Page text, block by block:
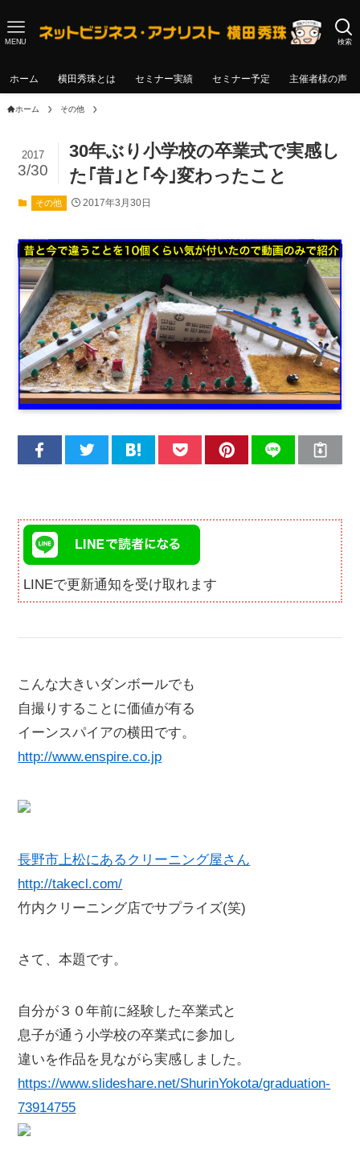
検索
MENU
ホーム 横田秀珠とは セミナー実績 セミナー予定 主催者様の声
ホーム その他
30年ぶり小学校の卒業式で実感し
た｢昔｣と｢今｣変わったこと
2017
3/30
その他 2017年3月30日
LINEで更新通知を受け取れます
こんな大きいダンボールでも
自撮りすることに価値が有る
イーンスパイアの横田です。
http://www.enspire.co.jp
長野市上松にあるクリーニング屋さん
http://takecl.com/
竹内クリーニング店でサプライズ(笑)
さて、本題です。
自分が３０年前に経験した卒業式と
息子が通う小学校の卒業式に参加し
違いを作品を見ながら実感しました。
https://www.slideshare.net/ShurinYokota/graduation-
73914755